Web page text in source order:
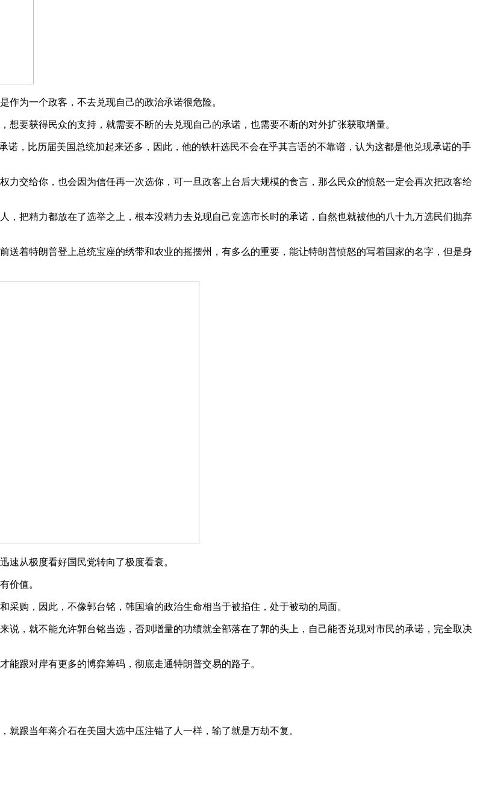
为一个政客，不去兑现自己的政治承诺很危险。
要获得民众的支持，就需要不断的去兑现自己的承诺，也需要不断的对外扩张获取增量。
诺，比历届美国总统加起来还多，因此，他的铁杆选民不会在乎其言语的不靠谱，认为这都是他兑现承诺的手
交给你，也会因为信任再一次选你，可一旦政客上台后大规模的食言，那么民众的愤怒一定会再次把政客给
把精力都放在了选举之上，根本没精力去兑现自己竞选市长时的承诺，自然也就被他的八十九万选民们抛弃
送着特朗普登上总统宝座的绣带和农业的摇摆州，有多么的重要，能让特朗普愤怒的写着国家的名字，但是身
速从极度看好国民党转向了极度看衰。
价值。
购，因此，不像郭台铭，韩国瑜的政治生命相当于被掐住，处于被动的局面。
说，就不能允许郭台铭当选，否则增量的功绩就全部落在了郭的头上，自己能否兑现对市民的承诺，完全取决
跟对岸有更多的博弈筹码，彻底走通特朗普交易的路子。
跟当年蒋介石在美国大选中压注错了人一样，输了就是万劫不复。